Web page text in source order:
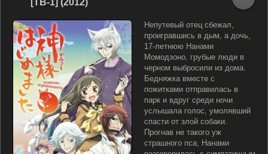
[ТВ-1] (2012)
Непутевый отец сбежал,
проигравшись в дым, а дочь,
17-летнюю Нанами
Момодзоно, грубые люди в
черном выбросили из дома.
Бедняжка вместе с
пожитками отправилась в
парк и вдруг среди ночи
услышала голос, умолявший
спасти от злой собаки.
Прогнав не такого уж
страшного пса, Нанами